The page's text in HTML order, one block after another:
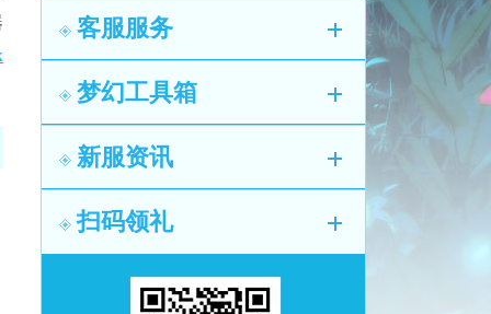
客服服务
梦幻工具箱
新服资讯
扫码领礼